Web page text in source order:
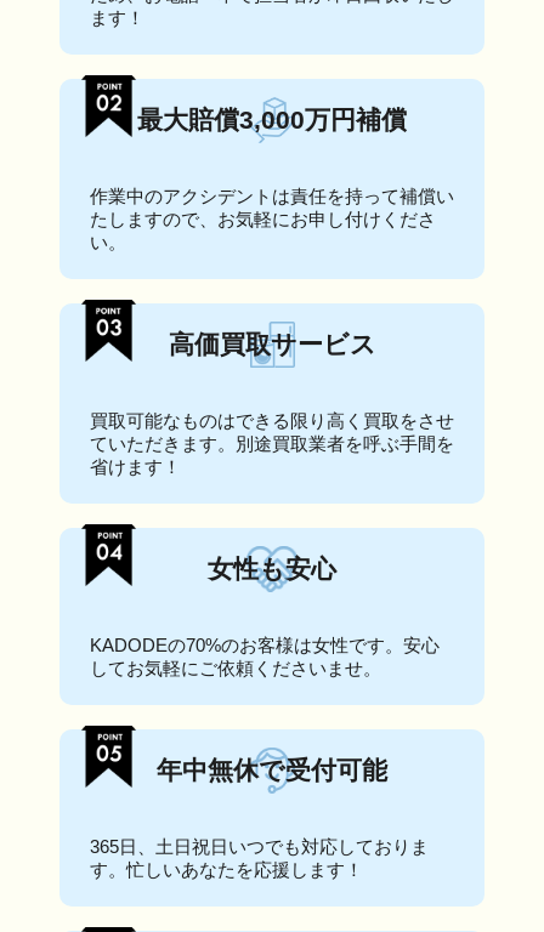
ます！
最大賠償3,000万円補償
作業中のアクシデントは責任を持って補償い
たしますので、お気軽にお申し付けくださ
い。
高価買取サービス
買取可能なものはできる限り高く買取をさせ
ていただきます。別途買取業者を呼ぶ手間を
省けます！
女性も安心
KADODEの70%のお客様は女性です。安心
してお気軽にご依頼くださいませ。
年中無休で受付可能
365日、土日祝日いつでも対応しておりま
す。忙しいあなたを応援します！